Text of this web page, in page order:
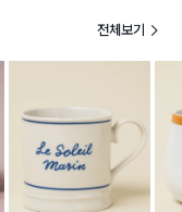
전체보기